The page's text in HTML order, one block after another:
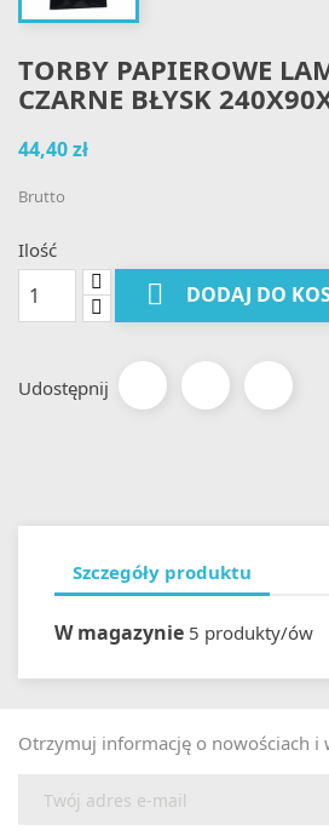
TORBY PAPIEROWE
CZARNE BŁYSK
44,40 zł
Brutto
Ilość
 DODAJ DO
Udostępnij
Szczegóły produktu
W magazynie 5 produkty/ów
Otrzymuj informację o nowościach i